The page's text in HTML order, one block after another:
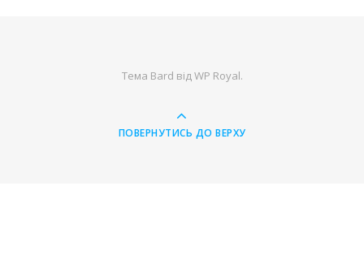
Тема Bard відWP Royal.
ПОВЕРНУТИСЬ ДО ВЕРХУ